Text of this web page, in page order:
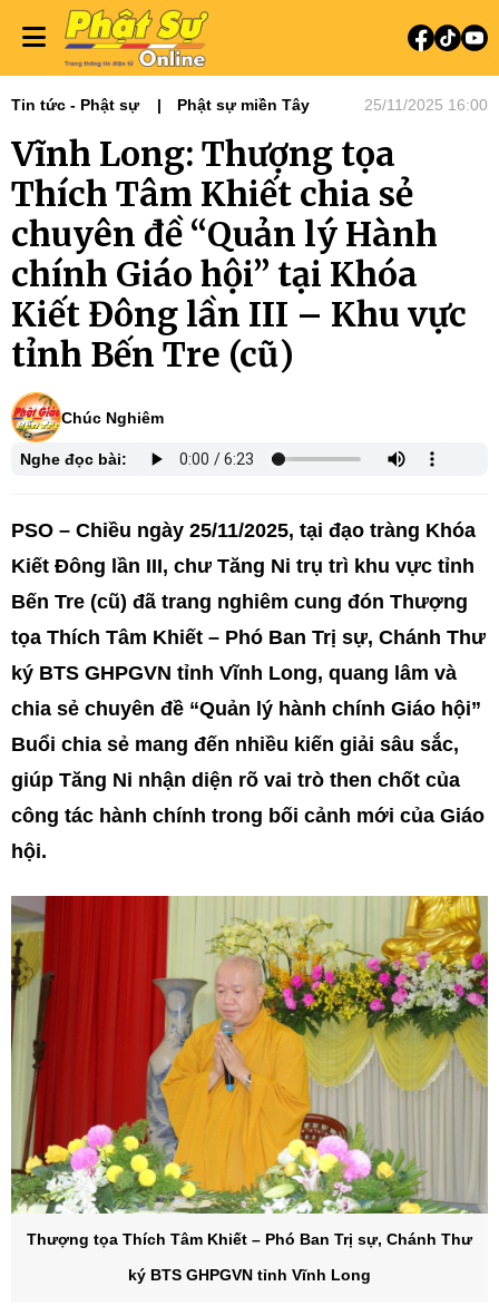
Tin tức - Phật sự Phật sự miền Tây 25/11/2025 16:00
Vĩnh Long: Thượng tọa
Thích Tâm Khiết chia sẻ
chuyên đề “Quản lý Hành
chính Giáo hội” tại Khóa
Kiết Đông lần III – Khu vực
tỉnh Bến Tre (cũ)
Chúc Nghiêm
Nghe đọc bài:
PSO – Chiều ngày 25/11/2025, tại đạo tràng Khóa
Kiết Đông lần III, chư Tăng Ni trụ trì khu vực tỉnh
Bến Tre (cũ) đã trang nghiêm cung đón Thượng
tọa Thích Tâm Khiết – Phó Ban Trị sự, Chánh Thư
ký BTS GHPGVN tỉnh Vĩnh Long, quang lâm và
chia sẻ chuyên đề “Quản lý hành chính Giáo hội”
Buổi chia sẻ mang đến nhiều kiến giải sâu sắc,
giúp Tăng Ni nhận diện rõ vai trò then chốt của
công tác hành chính trong bối cảnh mới của Giáo
hội.
Thượng tọa Thích Tâm Khiết – Phó Ban Trị sự, Chánh Thư
ký BTS GHPGVN tỉnh Vĩnh Long